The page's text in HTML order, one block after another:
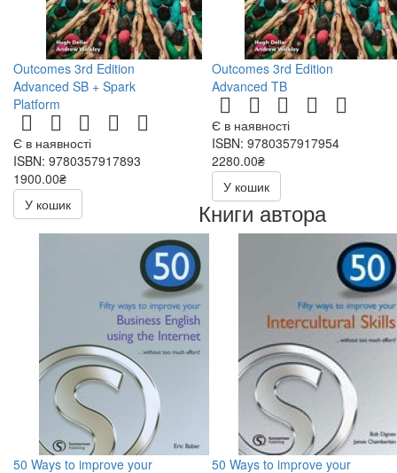
Outcomes 3rd Edition
Advanced SB + Spark
Platform
Є в наявності
ISBN: 9780357917893
1900.00₴
У кошик
Outcomes 3rd Edition
Advanced TB
Є в наявності
ISBN: 9780357917954
2280.00₴
У кошик
Книги автора
50 Ways to improve your
50 Ways to improve your